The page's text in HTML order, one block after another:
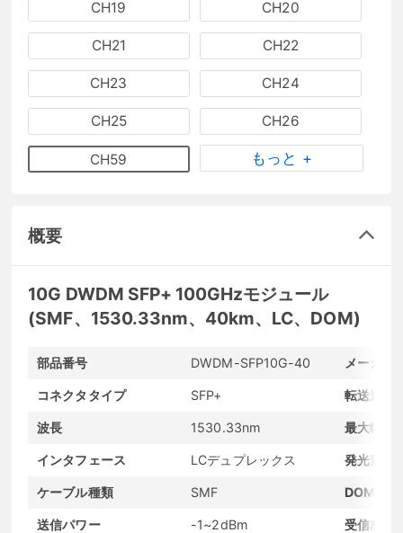
CH19 CH20
CH21 CH22
CH23 CH24
CH25 CH26
CH59 もっと +
概要
10G DWDM SFP+ 100GHzモジュール
(SMF、1530.33nm、40km、LC、DOM)
部品番号 DWDM-SFP10G-40 メーカー
コネクタタイプ SFP+ 転送速度
波長 1530.33nm 最大転送
インタフェース LCデュプレックス 発光素子
ケーブル種類 SMF DOMサ
送信パワー -1~2dBm 受信感度